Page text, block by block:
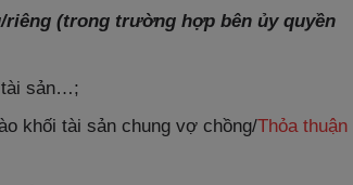
(trong trường hợp bên ủy quyền
tài sản…;
khối tài sản chung vợ chồng/Thỏa thuận